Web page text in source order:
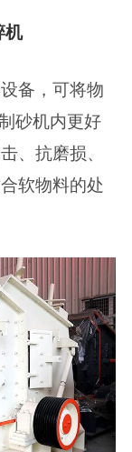
机
备，可将物
砂机内更好
、抗磨损、
软物料的处